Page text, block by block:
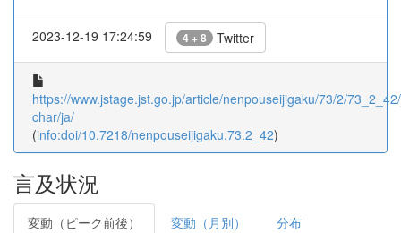
2023-12-19 17:24:59 4 + 8 Twitter
https://www.jstage.jst.go.jp/article/nenpouseijigaku/73/2/
char/ja/
(info:doi/10.7218/nenpouseijigaku.73.2_42)
言及状況
変動（ピーク前後） 変動（月別） 分布